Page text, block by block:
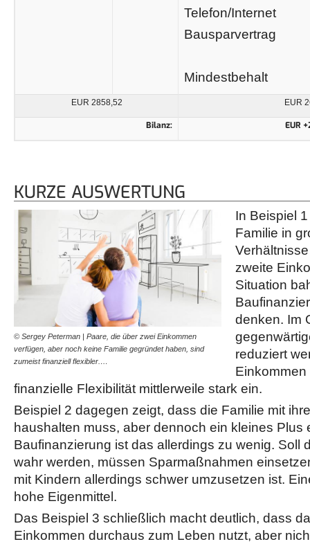
Telefon/Internet
Bausparvertrag
Mindestbehalt
EUR 2858,52 EUR
Bilanz: EUR
KURZE AUSWERTUNG
© Sergey Peterman | Paare, die über zwei Einkommen
verfügen, aber noch keine Familie gegründet haben, sind
zumeist finanziell flexibler.…
In Beispiel
Familie in
zweite
Situation
denken. Im
reduziert
finanzielle Flexibilität mittlerweile stark ein.
Beispiel 2 dagegen zeigt, dass die Familie mit
haushalten muss, aber dennoch ein kleines Plus
Baufinanzierung ist das allerdings zu wenig. Soll
wahr werden, müssen Sparmaßnahmen
mit Kindern allerdings schwer umzusetzen ist.
hohe Eigenmittel.
Das Beispiel 3 schließlich macht deutlich, dass
Einkommen durchaus zum Leben nutzt, aber